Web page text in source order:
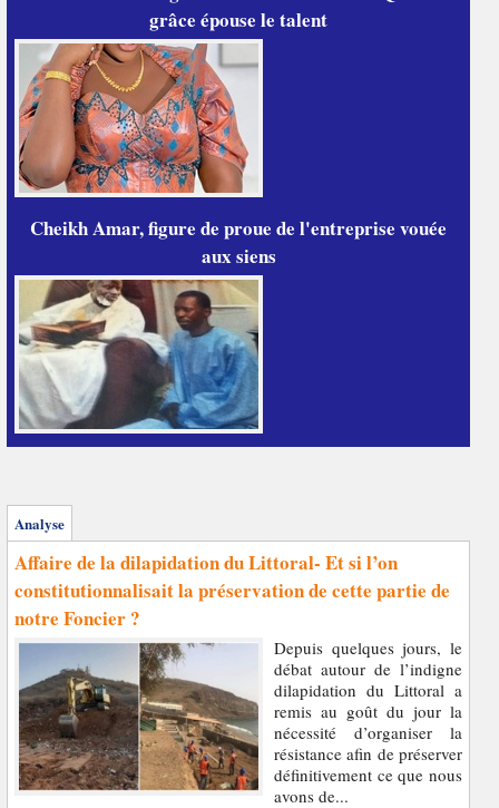
grâce épouse le talent
Cheikh Amar, figure de proue de l'entreprise vouée
aux siens
Analyse
Affaire de la dilapidation du Littoral- Et si l’on
constitutionnalisait la préservation de cette partie de
notre Foncier ?
Depuis quelques jours, le
débat autour de l’indigne
dilapidation du Littoral a
remis au goût du jour la
nécessité d’organiser la
résistance afin de préserver
définitivement ce que nous
avons de...